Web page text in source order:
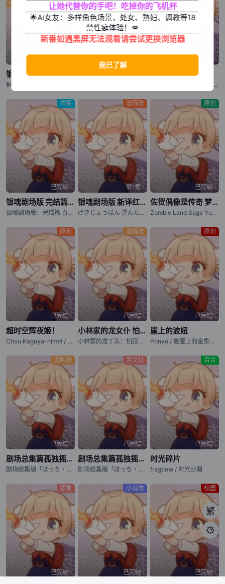
钢之炼金术师 叹息之丘的圣星 铃芽之旅
已完结
银魂 THE FINAL
银魂 最终篇 / Gintama: THE FINAL / Gintama: THE VERY FINAL
搞笑
已完结
银魂剧场版 完结篇 万事屋永不落
银魂剧场版：完结篇 直到永远的万事屋 / 银魂完结篇剧场版：永远的万事屋(港) / Gintama: The Movie: The Final Chapter: Be Forever Yorozuya / Gekijouban Gintama Kanketsuhen: Yorozuya yo Eien Nare
漫画改
第1集
银魂剧场版 新译红樱篇
げきじょうばん ぎんたま しんやくべにざくらへん
原创
已完结
佐贺偶像是传奇 梦想银河乐园
Zombie Land Saga Yumeginga Paradise
原创
已完结
超时空辉夜姬！
Chou Kaguya-hime! / Chou Kaguya hime! / Cosmic Princess Kaguya! / 超时空辉耀姬！
漫画改
已完结
小林家的龙女仆 怕寂寞的龙
小林家的龙丫头：怕寂寞的龙 / Kobayashi-san Chi no Maid Dragon: Samishigariya no Ryuu
原创
已完结
崖上的波妞
Ponyo / 悬崖上的金鱼姬 / 悬崖上的金鱼公主 / 崖上の波儿
漫画改
已完结
剧场总集篇孤独摇滚！ Re:Re:
剧场総集编「ぼっち・ざ・ろっく！」 后编 / BOCCHI THE ROCK! Recap Part 2
芳文社
已完结
剧场总集篇孤独摇滚！ Re:
剧场総集编「ぼっち・ざ・ろっく！」 前编 / BOCCHI THE ROCK! Recap Part 1
百合
已完结
时光碎片
fragtime / 时光沙漏
恋爱
已完结
小说改
已完结
校园
已完结
繁

让她代替你的手吧！吃掉你的飞机杯
🌟Ai女友：多样角色场景，处女、熟妇、调教等18
禁性癖体验！💋
新番如遇黑屏无法观看请尝试更换浏览器